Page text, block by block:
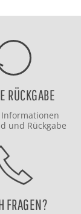
RÜCKGABE
und Rückgabe
FRAGEN?